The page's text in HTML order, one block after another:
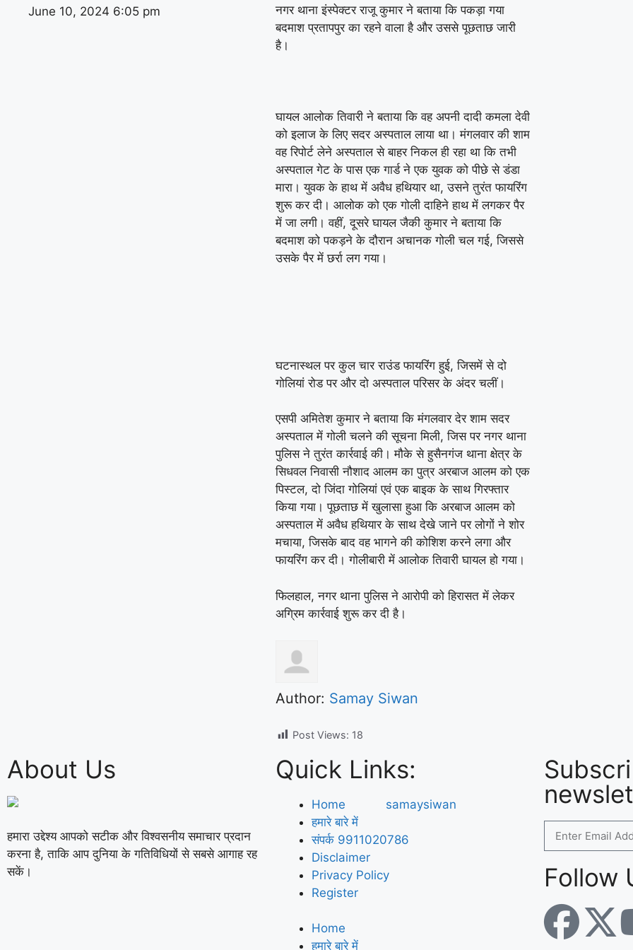
June 10, 2024 6:05 pm
नगर थाना इंस्पेक्टर राजू कुमार ने बताया कि पकड़ा गया
बदमाश प्रतापपुर का रहने वाला है और उससे पूछताछ जारी
है।
घायल आलोक तिवारी ने बताया कि वह अपनी दादी कमला देवी
को इलाज के लिए सदर अस्पताल लाया था। मंगलवार की शाम
वह रिपोर्ट लेने अस्पताल से बाहर निकल ही रहा था कि तभी
अस्पताल गेट के पास एक गार्ड ने एक युवक को पीछे से डंडा
मारा। युवक के हाथ में अवैध हथियार था, उसने तुरंत फायरिंग
शुरू कर दी। आलोक को एक गोली दाहिने हाथ में लगकर पैर
में जा लगी। वहीं, दूसरे घायल जैकी कुमार ने बताया कि
बदमाश को पकड़ने के दौरान अचानक गोली चल गई, जिससे
उसके पैर में छर्रा लग गया।
घटनास्थल पर कुल चार राउंड फायरिंग हुई, जिसमें से दो
गोलियां रोड पर और दो अस्पताल परिसर के अंदर चलीं।
एसपी अमितेश कुमार ने बताया कि मंगलवार देर शाम सदर
अस्पताल में गोली चलने की सूचना मिली, जिस पर नगर थाना
पुलिस ने तुरंत कार्रवाई की। मौके से हुसैनगंज थाना क्षेत्र के
सिधवल निवासी नौशाद आलम का पुत्र अरबाज आलम को एक
पिस्टल, दो जिंदा गोलियां एवं एक बाइक के साथ गिरफ्तार
किया गया। पूछताछ में खुलासा हुआ कि अरबाज आलम को
अस्पताल में अवैध हथियार के साथ देखे जाने पर लोगों ने शोर
मचाया, जिसके बाद वह भागने की कोशिश करने लगा और
फायरिंग कर दी। गोलीबारी में आलोक तिवारी घायल हो गया।
फिलहाल, नगर थाना पुलिस ने आरोपी को हिरासत में लेकर
अग्रिम कार्रवाई शुरू कर दी है।
Author: Samay Siwan
Post Views: 18
About Us
हमारा उद्देश्य आपको सटीक और विश्वसनीय समाचार प्रदान
करना है, ताकि आप दुनिया के गतिविधियों से सबसे आगाह रह
सकें।
Quick Links:
Home
हमारे बारे में
संपर्क 9911020786
Disclaimer
Privacy Policy
Register
Home
हमारे बारे में
Follow